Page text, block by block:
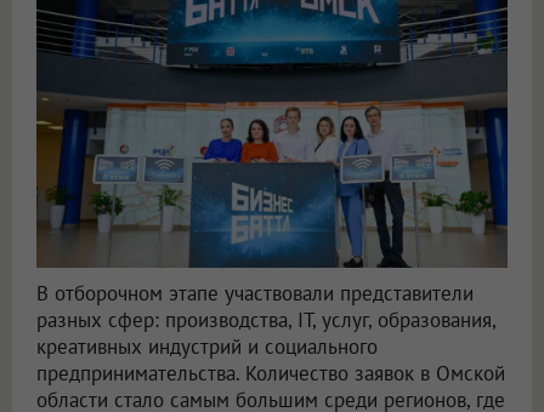
В отборочном этапе участвовали представители
разных сфер: производства, IT, услуг, образования,
креативных индустрий и социального
предпринимательства. Количество заявок в Омской
области стало самым большим среди регионов, где